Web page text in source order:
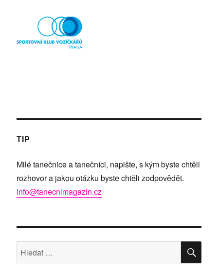
TIP
Milé tanečnice a tanečníci, napište, s kým byste chtěli
rozhovor a jakou otázku byste chtěli zodpovědět.
info@tanecnimagazin.cz
Hledat: